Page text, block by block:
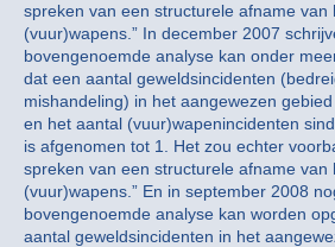
spreken van een structurele afname van
(vuur)wapens.” In december 2007
bovengenoemde analyse kan onder
dat een aantal geweldsincidenten
mishandeling) in het aangewezen
en het aantal (vuur)wapenincidenten
is afgenomen tot 1. Het zou echter
spreken van een structurele afname van
(vuur)wapens.” En in september 2008
bovengenoemde analyse kan worden
aantal geweldsincidenten in het